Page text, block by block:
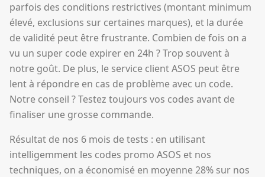
parfois des conditions restrictives (montant minimum
élevé, exclusions sur certaines marques), et la durée
de validité peut être frustrante. Combien de fois on a
vu un super code expirer en 24h ? Trop souvent à
notre goût. De plus, le service client ASOS peut être
lent à répondre en cas de problème avec un code.
Notre conseil ? Testez toujours vos codes avant de
finaliser une grosse commande.
Résultat de nos 6 mois de tests : en utilisant
intelligemment les codes promo ASOS et nos
techniques, on a économisé en moyenne 28% sur nos